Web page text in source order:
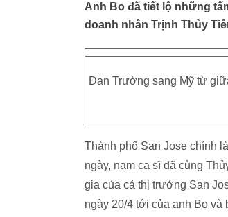
Anh Bo đã tiết lộ những
doanh nhân Trịnh Thủy
Đan Trường sang Mỹ từ
Thành phố San Jose chính
ngày, nam ca sĩ đã cùng
gia của cả thị trưởng San
ngày 20/4 tới của anh Bo